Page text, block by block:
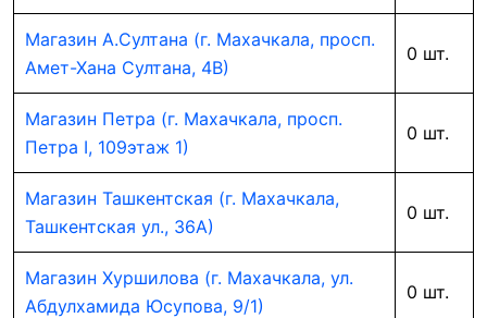
Магазин А.Султана (г. Махачкала, просп.
Амет-Хана Султана, 4В)
0 шт.
Магазин Петра (г. Махачкала, просп.
Петра I, 109этаж 1)
0 шт.
Магазин Ташкентская (г. Махачкала,
Ташкентская ул., 36А)
0 шт.
Магазин Хуршилова (г. Махачкала, ул.
Абдулхамида Юсупова, 9/1)
0 шт.